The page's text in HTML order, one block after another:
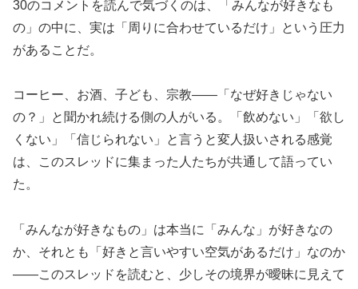
30のコメントを読んで気づくのは、「みんなが好きなも
の」の中に、実は「周りに合わせているだけ」という圧力
があることだ。
コーヒー、お酒、子ども、宗教——「なぜ好きじゃない
の？」と聞かれ続ける側の人がいる。「飲めない」「欲し
くない」「信じられない」と言うと変人扱いされる感覚
は、このスレッドに集まった人たちが共通して語ってい
た。
「みんなが好きなもの」は本当に「みんな」が好きなの
か、それとも「好きと言いやすい空気があるだけ」なのか
——このスレッドを読むと、少しその境界が曖昧に見えて